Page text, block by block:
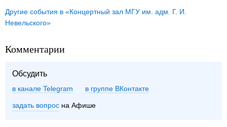
Другие события в «Концертный зал МГУ им. адм. Г. И.
Невельского»
Комментарии
Обсудить
в канале Telegram группе ВКонтакте
задать вопрос на Афише